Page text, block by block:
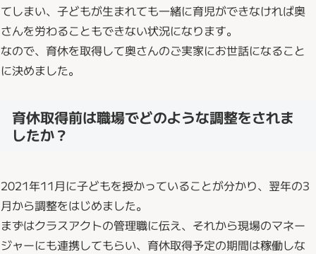
てしまい、子どもが生まれても一緒に育児ができなければ奥
さんを労わることもできない状況になります。
なので、育休を取得して奥さんのご実家にお世話になること
に決めました。
育休取得前は職場でどのような調整をされま
したか？
2021年11月に子どもを授かっていることが分かり、翌年の3
月から調整をはじめました。
まずはクラスアクトの管理職に伝え、それから現場のマネー
ジャーにも連携してもらい、育休取得予定の期間は稼働しな